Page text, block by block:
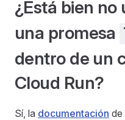
¿Está bien no
una promesa
dentro de un
Cloud Run?
Sí, la documentación de